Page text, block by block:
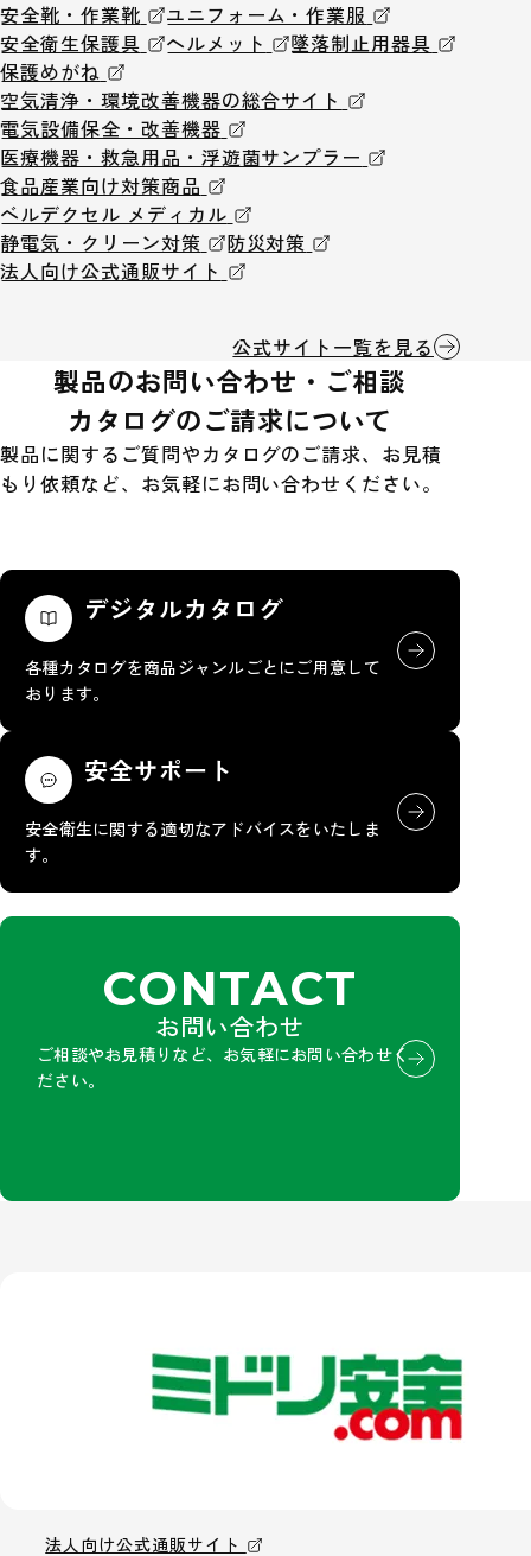
安全靴・作業靴
ユニフォーム・作業服
安全衛生保護具
ヘルメット
墜落制止用器具
保護めがね
空気清浄・環境改善機器の総合サイト
電気設備保全・改善機器
医療機器・救急用品・浮遊菌サンプラー
食品産業向け対策商品
ベルデクセル メディカル
静電気・クリーン対策
防災対策
法人向け公式通販サイト
公式サイト一覧を見る
製品のお問い合わせ・ご相談
カタログのご請求について
製品に関するご質問やカタログのご請求、お見積
もり依頼など、お気軽にお問い合わせください。
デジタルカタログ
各種カタログを商品ジャンルごとにご用意して
おります。
安全サポート
安全衛生に関する適切なアドバイスをいたしま
す。
CONTACT
お問い合わせ
ご相談やお見積りなど、お気軽にお問い合わせく
ださい。
法人向け公式通販サイト